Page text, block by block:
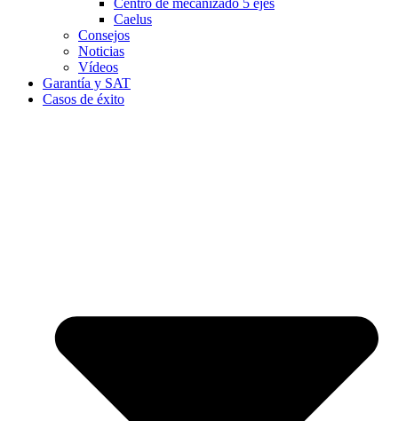
Centro de mecanizado 5 ejes
Caelus
Consejos
Noticias
Vídeos
Garantía y SAT
Casos de éxito